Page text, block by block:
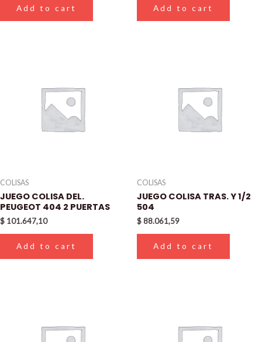
Add to cart Add to cart
COLISAS
JUEGO COLISA DEL.
PEUGEOT 404 2 PUERTAS
$ 101.647,10
Add to cart
COLISAS
JUEGO COLISA TRAS. Y 1/2
504
$88.061,59
Add to cart